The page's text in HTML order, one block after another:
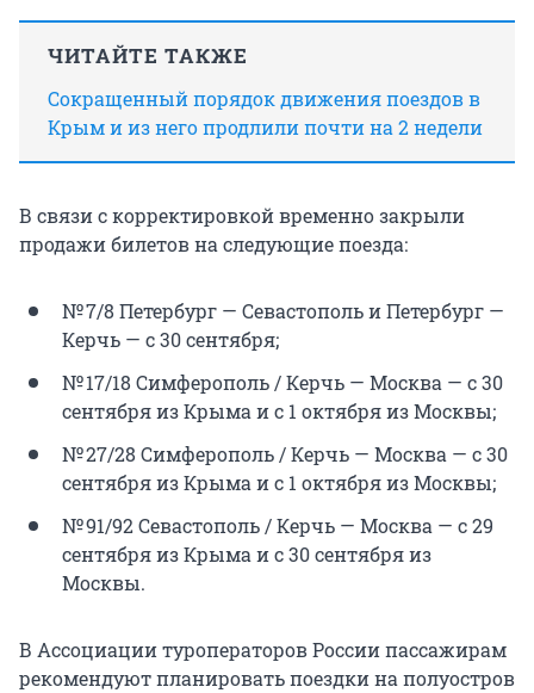
ЧИТАЙТЕ ТАКЖЕ
Сокращенный порядок движения поездов в
Крым и из него продлили почти на 2 недели
В связи с корректировкой временно закрыли
продажи билетов на следующие поезда:
№ 7/8 Петербург — Севастополь и Петербург —
Керчь — с 30 сентября;
№ 17/18 Симферополь / Керчь — Москва — с 30
сентября из Крыма и с 1 октября из Москвы;
№ 27/28 Симферополь / Керчь — Москва — с 30
сентября из Крыма и с 1 октября из Москвы;
№ 91/92 Севастополь / Керчь — Москва — с 29
сентября из Крыма и с 30 сентября из
Москвы.
В Ассоциации туроператоров России пассажирам
рекомендуют планировать поездки на полуостров